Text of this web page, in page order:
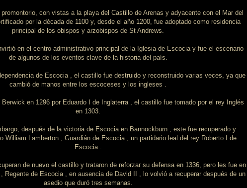
con vistas a la playa del Castillo de Arenas y adyacente con el Mar del
por la década de 1100 y, desde el año 1200, fue adoptado como residencia
principal de los obispos y arzobispos de St Andrews.
en el centro administrativo principal de la Iglesia de Escocia y fue el escenario
de algunos de los eventos clave de la historia del país.
de Escocia , el castillo fue destruido y reconstruido varias veces, ya que
cambió de manos entre los escoceses y los ingleses .
Berwick en 1296 por Eduardo I de Inglaterra , el castillo fue tomado por el rey Inglés
en 1303.
después de la victoria de Escocia en Bannockburn , este fue recuperado y
William Lamberton , Guardián de Escocia , un partidario leal del rey Roberto I de
Escocia .
de nuevo el castillo y trataron de reforzar su defensa en 1336, pero les fue en
Regente de Escocia , en ausencia de David II , lo volvió a recuperar después de un
asedio que duró tres semanas.